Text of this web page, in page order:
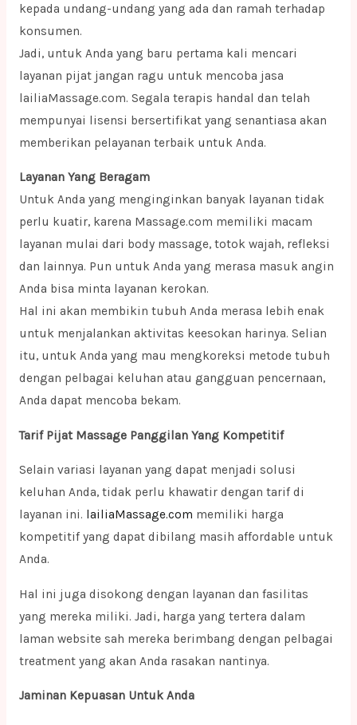
kepada undang-undang yang ada dan ramah terhadap
konsumen.
Jadi, untuk Anda yang baru pertama kali mencari
layanan pijat jangan ragu untuk mencoba jasa
lailiaMassage.com. Segala terapis handal dan telah
mempunyai lisensi bersertifikat yang senantiasa akan
memberikan pelayanan terbaik untuk Anda.
Layanan Yang Beragam
Untuk Anda yang menginginkan banyak layanan tidak
perlu kuatir, karena Massage.com memiliki macam
layanan mulai dari body massage, totok wajah, refleksi
dan lainnya. Pun untuk Anda yang merasa masuk angin
Anda bisa minta layanan kerokan.
Hal ini akan membikin tubuh Anda merasa lebih enak
untuk menjalankan aktivitas keesokan harinya. Selian
itu, untuk Anda yang mau mengkoreksi metode tubuh
dengan pelbagai keluhan atau gangguan pencernaan,
Anda dapat mencoba bekam.
Tarif Pijat Massage Panggilan Yang Kompetitif
Selain variasi layanan yang dapat menjadi solusi
keluhan Anda, tidak perlu khawatir dengan tarif di
layanan ini. lailiaMassage.com memiliki harga
kompetitif yang dapat dibilang masih affordable untuk
Anda.
Hal ini juga disokong dengan layanan dan fasilitas
yang mereka miliki. Jadi, harga yang tertera dalam
laman website sah mereka berimbang dengan pelbagai
treatment yang akan Anda rasakan nantinya.
Jaminan Kepuasan Untuk Anda